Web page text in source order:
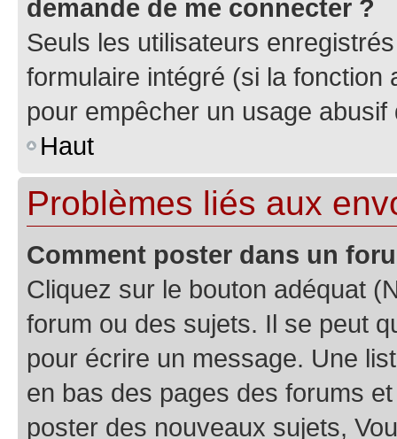
demande de me connecter ?
Seuls les utilisateurs
formulaire intégré (si la fonction
pour empêcher un usage
Haut
Problèmes liés aux
Comment poster dans un
Cliquez sur le bouton adéquat
forum ou des sujets. Il se peut
pour écrire un message. Une
en bas des pages des forums
poster des nouveaux sujets,